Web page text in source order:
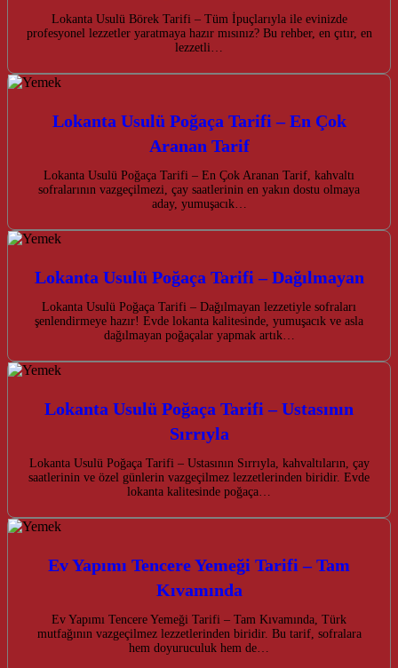
Lokanta Usulü Börek Tarifi – Tüm İpuçlarıyla ile evinizde
profesyonel lezzetler yaratmaya hazır mısınız? Bu rehber, en çıtır, en
lezzetli…
Lokanta Usulü Poğaça Tarifi – En Çok
Aranan Tarif
Lokanta Usulü Poğaça Tarifi – En Çok Aranan Tarif, kahvaltı
sofralarının vazgeçilmezi, çay saatlerinin en yakın dostu olmaya
aday, yumuşacık…
Lokanta Usulü Poğaça Tarifi – Dağılmayan
Lokanta Usulü Poğaça Tarifi – Dağılmayan lezzetiyle sofraları
şenlendirmeye hazır! Evde lokanta kalitesinde, yumuşacık ve asla
dağılmayan poğaçalar yapmak artık…
Lokanta Usulü Poğaça Tarifi – Ustasının
Sırrıyla
Lokanta Usulü Poğaça Tarifi – Ustasının Sırrıyla, kahvaltıların, çay
saatlerinin ve özel günlerin vazgeçilmez lezzetlerinden biridir. Evde
lokanta kalitesinde poğaça…
Ev Yapımı Tencere Yemeği Tarifi – Tam
Kıvamında
Ev Yapımı Tencere Yemeği Tarifi – Tam Kıvamında, Türk
mutfağının vazgeçilmez lezzetlerinden biridir. Bu tarif, sofralara
hem doyuruculuk hem de…